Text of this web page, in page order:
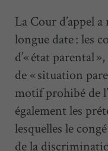
La Cour d’appel
longue date : les
d’« état parental
de « situation
motif prohibé de
également les
lesquelles le
de la